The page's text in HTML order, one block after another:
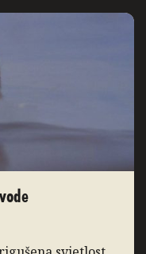
međunarodnog
donosi